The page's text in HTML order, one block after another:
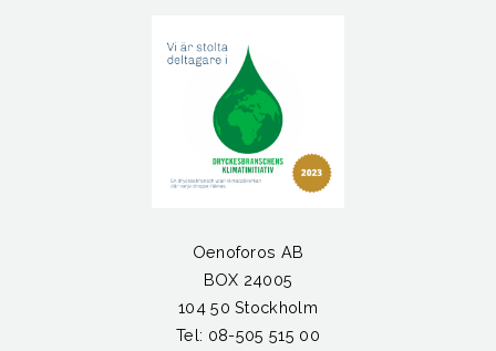
Oenoforos AB
BOX 24005
104 50 Stockholm
Tel: 08-505 515 00